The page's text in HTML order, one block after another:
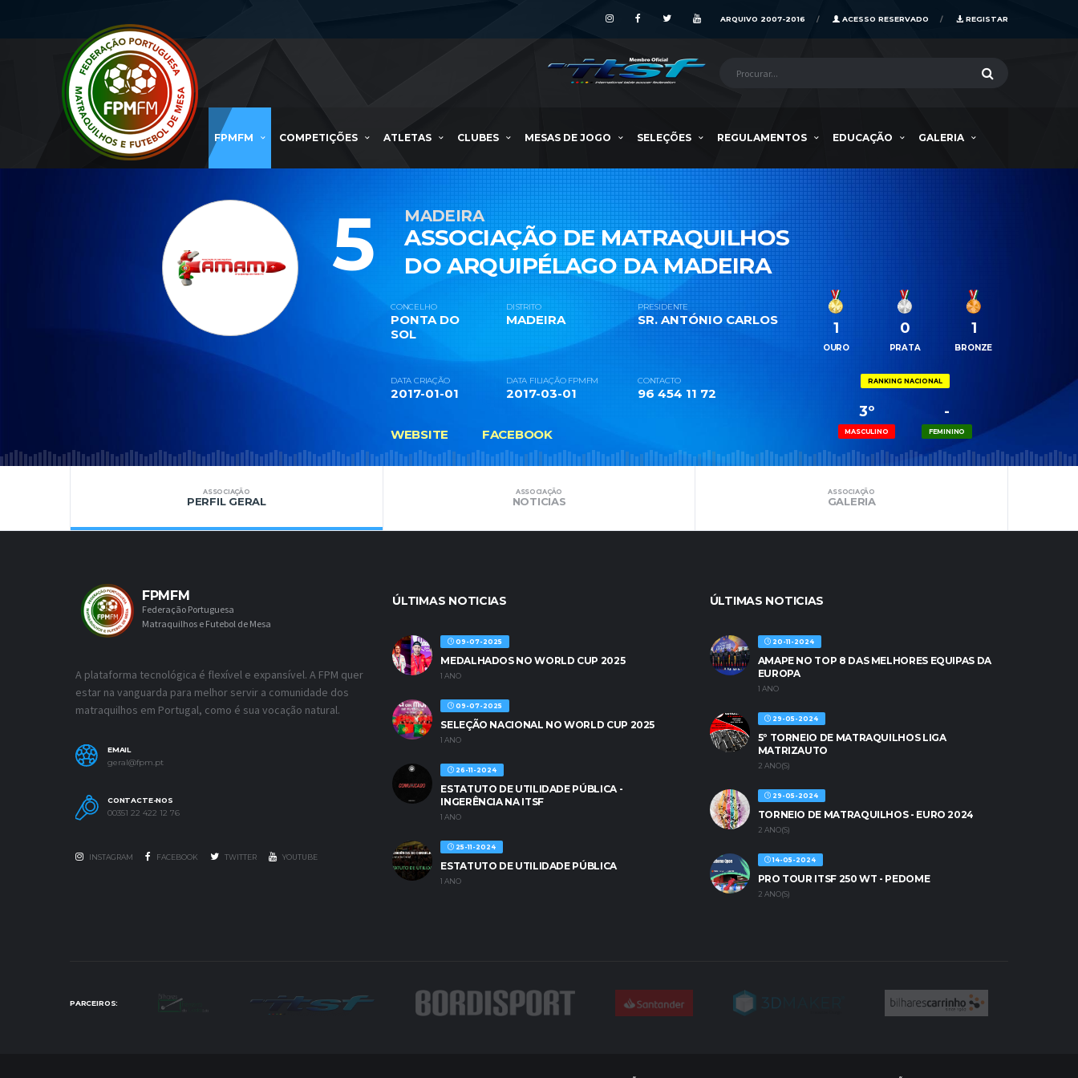
REGISTAR
ACESSO RESERVADO
ARQUIVO 2007-2016
FPMFM COMPETIÇÕES ATLETAS CLUBES MESAS DE JOGO SELEÇÕES REGULAMENTOS EDUCAÇÃO GALERIA
5 MADEIRA
ASSOCIAÇÃO DE MATRAQUILHOS
DO ARQUIPÉLAGO DA MADEIRA
CONCELHO
PONTA DO
SOL
DISTRITO
MADEIRA
PRESIDENTE
SR. ANTÓNIO CARLOS
DATA CRIAÇÃO
2017-01-01
DATA FILIAÇÃO FPMFM
2017-03-01
CONTACTO
96 454 11 72
WEBSITE FACEBOOK
1
OURO
0
PRATA
1
BRONZE
RANKING NACIONAL
-
FEMININO
3º
MASCULINO
ASSOCIAÇÃO
PERFIL GERAL
ASSOCIAÇÃO
NOTICIAS
ASSOCIAÇÃO
GALERIA
FPMFM
Federação Portuguesa
Matraquilhos e Futebol de Mesa
A plataforma tecnológica é flexível e expansível. A FPM quer
estar na vanguarda para melhor servir a comunidade dos
matraquilhos em Portugal, como é sua vocação natural.
EMAIL
geral@fpm.pt
CONTACTE-NOS
00351 22 422 12 76
INSTAGRAM FACEBOOK TWITTER YOUTUBE
ÚLTIMAS NOTICIAS
09-07-2025
MEDALHADOS NO WORLD CUP 2025
1 ANO
09-07-2025
SELEÇÃO NACIONAL NO WORLD CUP 2025
1 ANO
26-11-2024
ESTATUTO DE UTILIDADE PÚBLICA -
INGERÊNCIA NA ITSF
1 ANO
25-11-2024
ESTATUTO DE UTILIDADE PÚBLICA
1 ANO
ÚLTIMAS NOTICIAS
20-11-2024
AMAPE NO TOP 8 DAS MELHORES EQUIPAS DA
EUROPA
1 ANO
29-05-2024
5º TORNEIO DE MATRAQUILHOS LIGA
MATRIZAUTO
2 ANO(S)
29-05-2024
TORNEIO DE MATRAQUILHOS - EURO 2024
2 ANO(S)
14-05-2024
PRO TOUR ITSF 250 WT - PEDOME
2 ANO(S)
PARCEIROS: